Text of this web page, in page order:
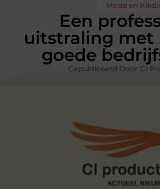
Mode en
Een
uitstraling met
goede
Gepubliceerd Door CI